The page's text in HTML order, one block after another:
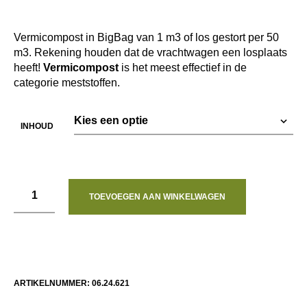
Vermicompost in BigBag van 1 m3 of los gestort per 50
m3. Rekening houden dat de vrachtwagen een losplaats
heeft! Vermicompost is het meest effectief in de
categorie meststoffen.
INHOUD
TOEVOEGEN AAN WINKELWAGEN
ARTIKELNUMMER: 06.24.621